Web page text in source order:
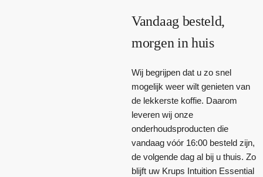
Vandaag besteld,
morgen in huis
Wij begrijpen dat u zo snel
mogelijk weer wilt genieten van
de lekkerste koffie. Daarom
leveren wij onze
onderhoudsproducten die
vandaag vóór 16:00 besteld zijn,
de volgende dag al bij u thuis. Zo
blijft uw Krups Intuition Essential